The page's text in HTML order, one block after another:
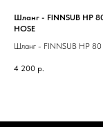
Шланг - FINNSUB HP
HOSE
Шланг - FINNSUB HP
4 200 р.